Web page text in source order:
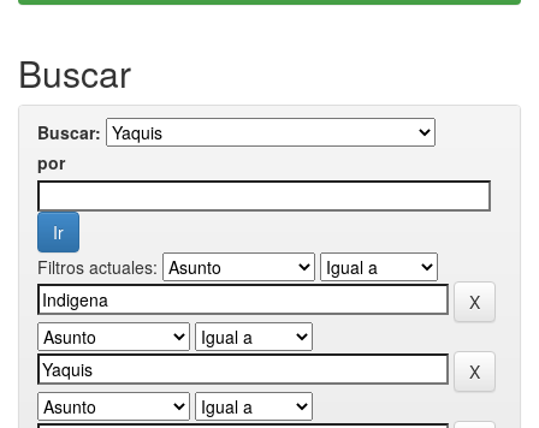
Buscar
Buscar:
por
Filtros actuales: